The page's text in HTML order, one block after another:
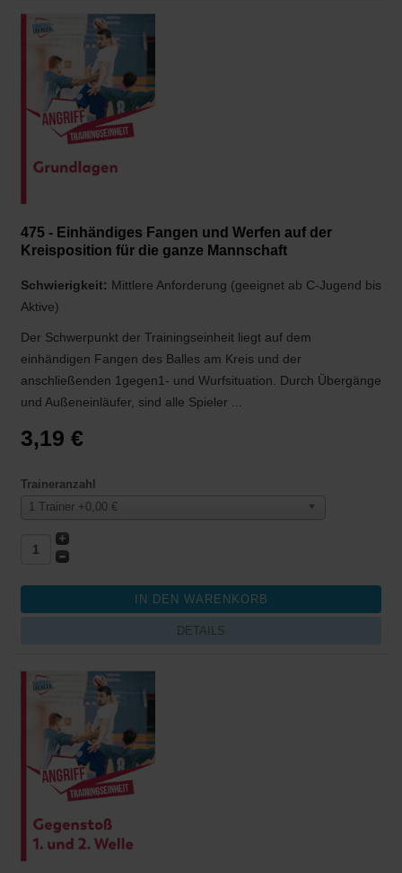
475 - Einhändiges Fangen und Werfen auf der
Kreisposition für die ganze Mannschaft
Schwierigkeit: Mittlere Anforderung (geeignet ab C-Jugend bis
Aktive)
Der Schwerpunkt der Trainingseinheit liegt auf dem
einhändigen Fangen des Balles am Kreis und der
anschließenden 1gegen1- und Wurfsituation. Durch Übergänge
und Außeneinläufer, sind alle Spieler ...
3,19 €
Traineranzahl
1 Trainer +0,00 €
DETAILS